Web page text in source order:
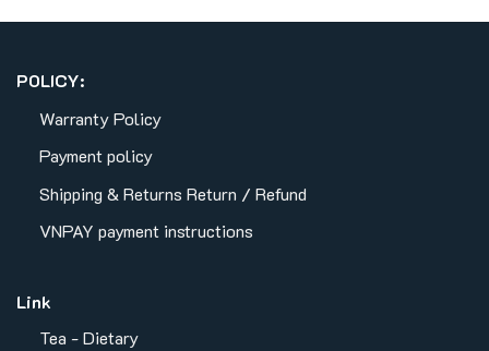
POLICY:
Warranty Policy
Payment policy
Shipping & Returns Return / Refund
VNPAY payment instructions
Link
Tea - Dietary